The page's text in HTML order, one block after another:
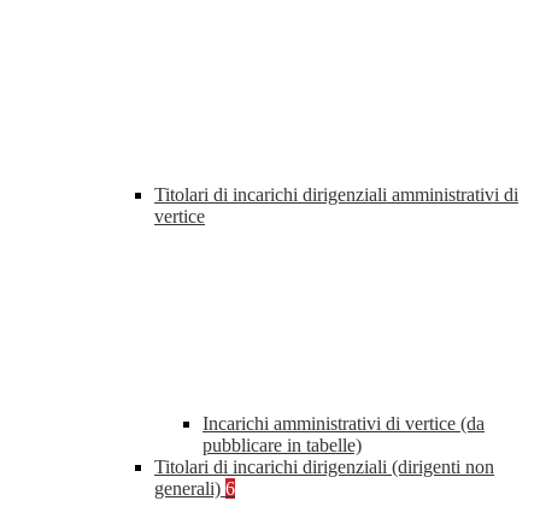
Titolari di incarichi dirigenziali amministrativi di
vertice
Incarichi amministrativi di vertice (da
pubblicare in tabelle)
Titolari di incarichi dirigenziali (dirigenti non
generali) 6